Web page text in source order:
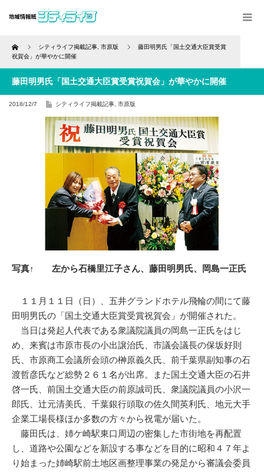
Home シティライフ掲載記事 市原版
藤田明男氏「国土交通大臣賞受賞
祝賀会」が華やかに開催
藤田明男氏「国土交通大臣賞受賞祝賀会」が華やかに開催
2018/12/7 シティライフ掲載記事 市原版
写真↑ 左から石橋里江子さん、藤田明男氏、岡島一正氏
１１月１１日（日）、五井グランドホテル飛輪の間にて藤
田明男氏の「国土交通大臣賞受賞祝賀会」が開催された。
当日は発起人代表である衆議院議員の岡島一正氏をはじ
め、来賓は市原市長の小出譲治氏、市議会議長の保坂好則
氏、市原商工会議所会頭の榊原義久氏、前千葉県副知事の石
渡哲彦氏など総勢２６１名が出席。また国土交通大臣の石井
啓一氏、前国土交通大臣の前原誠司氏、衆議院議員の小沢一
郎氏、辻元清美氏、千葉銀行頭取の佐久間英利氏、地元大手
企業工場長様ほか多数の方々から祝電が届いた。
藤田氏は、姉ケ崎駅東口周辺の密集した市街地を再配置
し、道路や公園などを新設する事などを目的に昭和４７年よ
り始まった姉崎駅前土地区画整理事業の発足から審議会委員